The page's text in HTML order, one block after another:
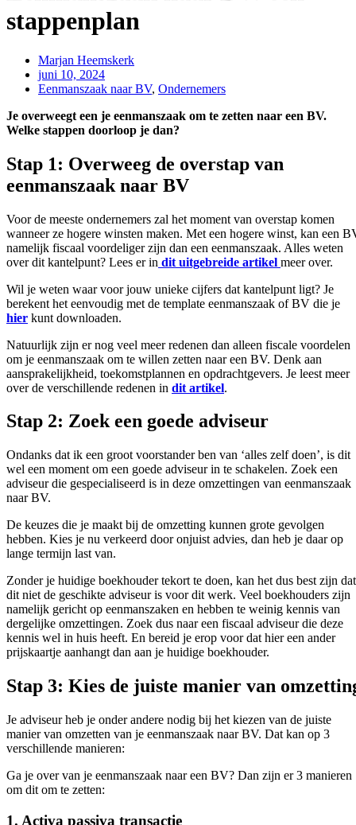
stappenplan
Marjan Heemskerk
juni 10, 2024
Eenmanszaak naar BV, Ondernemers
Je overweegt een je eenmanszaak om te zetten naar een BV.
Welke stappen doorloop je dan?
Stap 1: Overweeg de overstap van
eenmanszaak naar BV
Voor de meeste ondernemers zal het moment van overstap komen
wanneer ze hogere winsten maken. Met een hogere winst, kan een
namelijk fiscaal voordeliger zijn dan een eenmanszaak. Alles weten
over dit kantelpunt? Lees er in dit uitgebreide artikel meer over.
Wil je weten waar voor jouw unieke cijfers dat kantelpunt ligt? Je
berekent het eenvoudig met de template eenmanszaak of BV die je
hier kunt downloaden.
Natuurlijk zijn er nog veel meer redenen dan alleen fiscale voordelen
om je eenmanszaak om te willen zetten naar een BV. Denk aan
aansprakelijkheid, toekomstplannen en opdrachtgevers. Je leest meer
over de verschillende redenen in dit artikel.
Stap 2: Zoek een goede adviseur
Ondanks dat ik een groot voorstander ben van ‘alles zelf doen’, is dit
wel een moment om een goede adviseur in te schakelen. Zoek een
adviseur die gespecialiseerd is in deze omzettingen van eenmanszaak
naar BV.
De keuzes die je maakt bij de omzetting kunnen grote gevolgen
hebben. Kies je nu verkeerd door onjuist advies, dan heb je daar op
lange termijn last van.
Zonder je huidige boekhouder tekort te doen, kan het dus best zijn dat
dit niet de geschikte adviseur is voor dit werk. Veel boekhouders zijn
namelijk gericht op eenmanszaken en hebben te weinig kennis van
dergelijke omzettingen. Zoek dus naar een fiscaal adviseur die deze
kennis wel in huis heeft. En bereid je erop voor dat hier een ander
prijskaartje aanhangt dan aan je huidige boekhouder.
Stap 3: Kies de juiste manier van
Je adviseur heb je onder andere nodig bij het kiezen van de juiste
manier van omzetten van je eenmanszaak naar BV. Dat kan op 3
verschillende manieren:
Ga je over van je eenmanszaak naar een BV? Dan zijn er 3 manieren
om dit om te zetten:
1. Activa passiva transactie